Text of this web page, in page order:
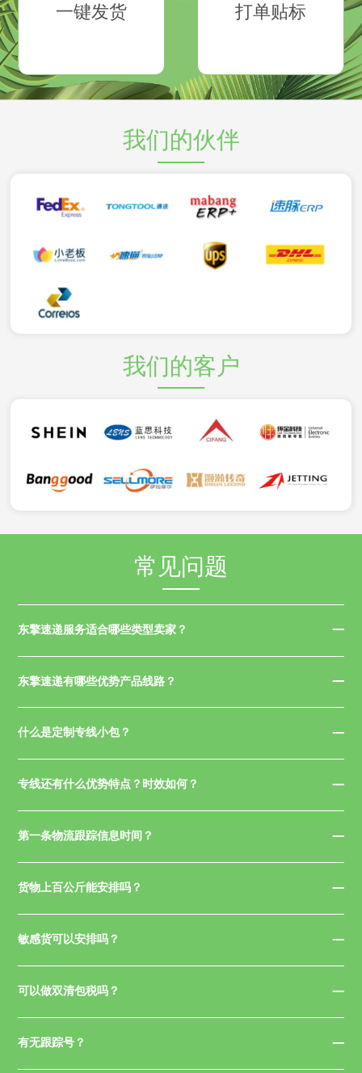
一键发货
打单贴标
我们的伙伴
我们的客户
常见问题
东擎速递服务适合哪些类型卖家？
东擎速递有哪些优势产品线路？
什么是定制专线小包？
专线还有什么优势特点？时效如何？
第一条物流跟踪信息时间？
货物上百公斤能安排吗？
敏感货可以安排吗？
可以做双清包税吗？
有无跟踪号？